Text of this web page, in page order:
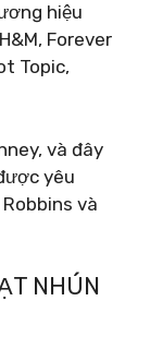
hiệu
Forever
Topic,
và đây
yêu
và
NHÚN